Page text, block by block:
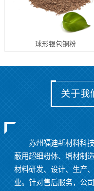
球形银包铜粉
关于我
苏州福迪新材料科技
蔽用超细粉体、增材制
材料研发、设计、生产
业。针对售后服务，公